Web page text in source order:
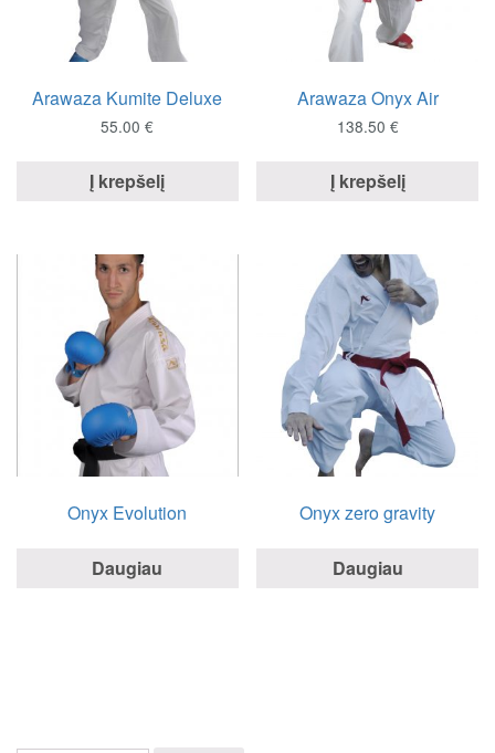
Arawaza Kumite Deluxe
55.00€
Į krepšelį
Arawaza Onyx Air
138.50 €
Į krepšelį
Onyx Evolution
Daugiau
Onyx zero gravity
Daugiau